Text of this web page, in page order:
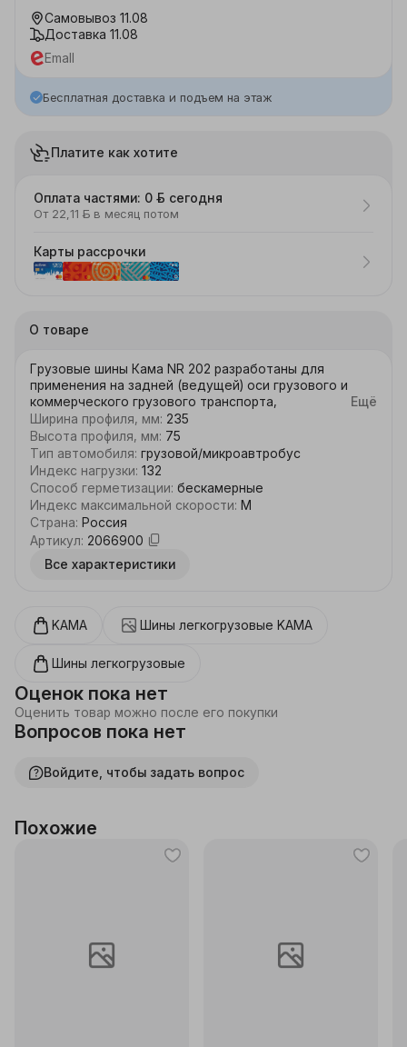
Самовывоз 11.08
Доставка 11.08
Emall
Бесплатная доставка и подъем на этаж
Платите как хотите
Оплата частями: 0 ƃ сегодня
От 22,11 ƃ в месяц потом
Карты рассрочки
О товаре
Грузовые шины Кама NR 202 разработаны для
применения на задней (ведущей) оси грузового и
коммерческого грузового транспорта,
осуществляющего перевозки по местным и
региональным дорогам.
Ещё
Ширина профиля, мм: 235
Высота профиля, мм: 75
Тип автомобиля: грузовой/микроавтробус
Индекс нагрузки: 132
Способ герметизации: бескамерные
Индекс максимальной скорости: M
Страна: Россия
Артикул: 2066900
Все характеристики
KAMA Шины легкогрузовые KAMA
Шины легкогрузовые
Оценок пока нет
Оценить товар можно после его покупки
Вопросов пока нет
Войдите, чтобы задать вопрос
Похожие